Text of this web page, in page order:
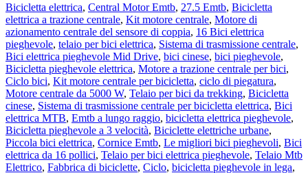
Bicicletta elettrica, Central Motor Emtb, 27.5 Emtb, Bicicletta
elettrica a trazione centrale, Kit motore centrale, Motore di
azionamento centrale del sensore di coppia, 16 Bici elettrica
pieghevole, telaio per bici elettrica, Sistema di trasmissione centrale,
Bici elettrica pieghevole Mid Drive, bici cinese, bici pieghevole,
Bicicletta pieghevole elettrica, Motore a trazione centrale per bici,
Ciclo bici, Kit motore centrale per bicicletta, ciclo di piegatura,
Motore centrale da 5000 W, Telaio per bici da trekking, Bicicletta
cinese, Sistema di trasmissione centrale per bicicletta elettrica, Bici
elettrica MTB, Emtb a lungo raggio, bicicletta elettrica pieghevole,
Bicicletta pieghevole a 3 velocità, Biciclette elettriche urbane,
Piccola bici elettrica, Cornice Emtb, Le migliori bici pieghevoli, Bici
elettrica da 16 pollici, Telaio per bici elettrica pieghevole, Telaio Mtb
Elettrico, Fabbrica di biciclette, Ciclo, bicicletta pieghevole in lega,